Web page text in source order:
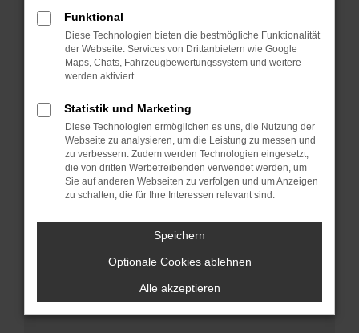
Starte dein Gerät neu.
Das kann manchmal helfen, vorübergehende
Probleme zu beheben.
Betriebssystem auf dem neuesten Stand
sind.
Veraltete Software birgt nicht nur ein
Sicherheitsrisiko, sondern kann auch dazu
führen, dass bestimmte Funktionen nicht mehr
unterstützt werden.
Wende dich an den Webseitenbetreiber.
Wenn du alle oben genannten Schritte versucht
hast, kontaktiere uns bitte. Wir werden
versuchen, das Problem zu beheben. Du kannst
uns diesen Text schicken, um uns bei der
Funktional
Diese Technologien bieten die bestmögliche Funktionalität
der Webseite. Services von Drittanbietern wie Google
Maps, Chats, Fahrzeugbewertungssystem und weitere
werden aktiviert.
Statistik und Marketing
Diese Technologien ermöglichen es uns, die Nutzung der
Webseite zu analysieren, um die Leistung zu messen und
zu verbessern. Zudem werden Technologien eingesetzt,
die von dritten Werbetreibenden verwendet werden, um
Sie auf anderen Webseiten zu verfolgen und um Anzeigen
zu schalten, die für Ihre Interessen relevant sind.
Speichern
Optionale Cookies ablehnen
Alle akzeptieren